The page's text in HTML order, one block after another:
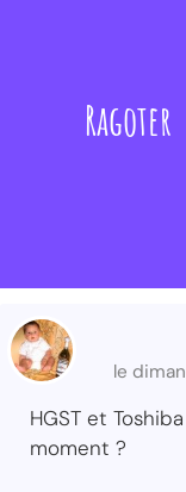
Ragoter
le
HGST et
moment ?